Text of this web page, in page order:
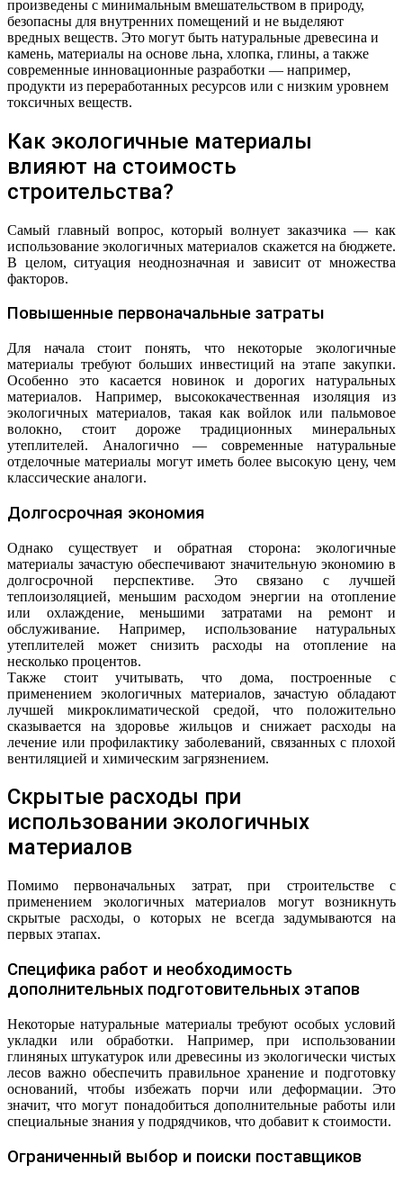
произведены с минимальным вмешательством в природу,
безопасны для внутренних помещений и не выделяют
вредных веществ. Это могут быть натуральные древесина и
камень, материалы на основе льна, хлопка, глины, а также
современные инновационные разработки — например,
продукти из переработанных ресурсов или с низким уровнем
токсичных веществ.
Как экологичные материалы
влияют на стоимость
строительства?
Самый главный вопрос, который волнует заказчика — как
использование экологичных материалов скажется на бюджете.
В целом, ситуация неоднозначная и зависит от множества
факторов.
Повышенные первоначальные затраты
Для начала стоит понять, что некоторые экологичные
материалы требуют больших инвестиций на этапе закупки.
Особенно это касается новинок и дорогих натуральных
материалов. Например, высококачественная изоляция из
экологичных материалов, такая как войлок или пальмовое
волокно, стоит дороже традиционных минеральных
утеплителей. Аналогично — современные натуральные
отделочные материалы могут иметь более высокую цену, чем
классические аналоги.
Долгосрочная экономия
Однако существует и обратная сторона: экологичные
материалы зачастую обеспечивают значительную экономию в
долгосрочной перспективе. Это связано с лучшей
теплоизоляцией, меньшим расходом энергии на отопление
или охлаждение, меньшими затратами на ремонт и
обслуживание. Например, использование натуральных
утеплителей может снизить расходы на отопление на
несколько процентов.
Также стоит учитывать, что дома, построенные с
применением экологичных материалов, зачастую обладают
лучшей микроклиматической средой, что положительно
сказывается на здоровье жильцов и снижает расходы на
лечение или профилактику заболеваний, связанных с плохой
вентиляцией и химическим загрязнением.
Скрытые расходы при
использовании экологичных
материалов
Помимо первоначальных затрат, при строительстве с
применением экологичных материалов могут возникнуть
скрытые расходы, о которых не всегда задумываются на
первых этапах.
Специфика работ и необходимость
дополнительных подготовительных этапов
Некоторые натуральные материалы требуют особых условий
укладки или обработки. Например, при использовании
глиняных штукатурок или древесины из экологически чистых
лесов важно обеспечить правильное хранение и подготовку
оснований, чтобы избежать порчи или деформации. Это
значит, что могут понадобиться дополнительные работы или
специальные знания у подрядчиков, что добавит к стоимости.
Ограниченный выбор и поиски поставщиков